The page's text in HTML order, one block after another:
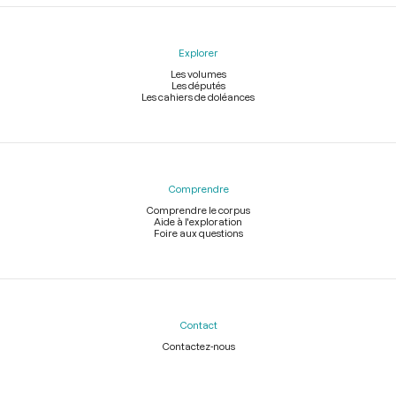
Explorer
Les volumes
Les députés
Les cahiers de doléances
Comprendre
Comprendre le corpus
Aide à l'exploration
Foire aux questions
Contact
Contactez-nous